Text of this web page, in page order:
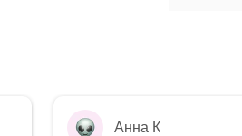
Анна К